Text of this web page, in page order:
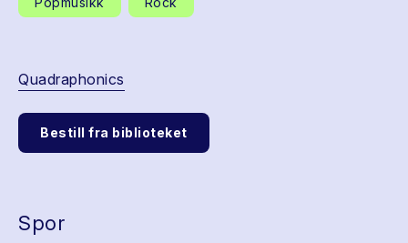
Quadraphonics
Bestill fra biblioteket
Spor